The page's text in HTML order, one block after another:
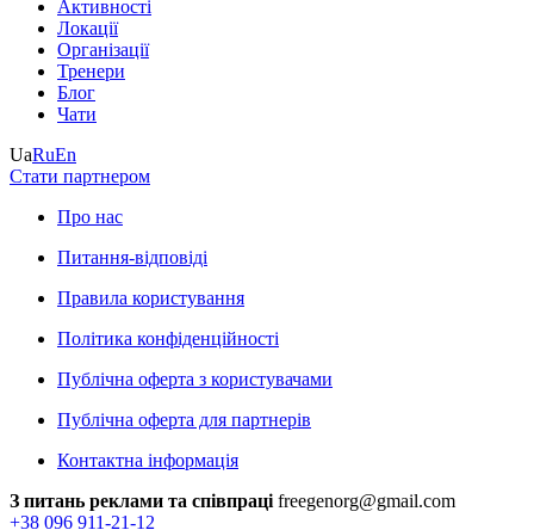
Активності
Локації
Організації
Тренери
Блог
Чати
UaRuEn
Стати партнером
Про нас
Питання-відповіді
Правила користування
Політика конфіденційності
Публічна оферта з користувачами
Публічна оферта для партнерів
Контактна інформація
З питань реклами та співпраці freegenorg@gmail.com
+38 096 911-21-12